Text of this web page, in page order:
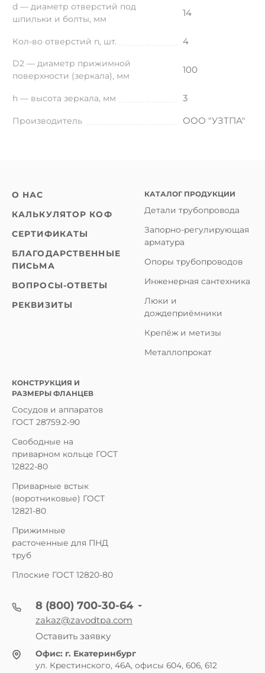
d — диаметр отверстий под
шпильки и болты, мм
14
Кол-во отверстий n, шт. 4
D2 — диаметр прижимной
поверхности (зеркала), мм
100
h — высота зеркала, мм 3
Производитель ООО "УЗТПА"
О НАС
КАЛЬКУЛЯТОР КОФ
СЕРТИФИКАТЫ
БЛАГОДАРСТВЕННЫЕ
ПИСЬМА
ВОПРОСЫ-ОТВЕТЫ
РЕКВИЗИТЫ
КАТАЛОГ ПРОДУКЦИИ
Детали трубопровода
Запорно-регулирующая
арматура
Опоры трубопроводов
Инженерная сантехника
Люки и
дождеприёмники
Крепёж и метизы
Металлопрокат
КОНСТРУКЦИЯ И
РАЗМЕРЫ ФЛАНЦЕВ
Сосудов и аппаратов
ГОСТ 28759.2-90
Свободные на
приварном кольце ГОСТ
12822-80
Приварные встык
(воротниковые) ГОСТ
12821-80
Прижимные
расточенные для ПНД
труб
Плоские ГОСТ 12820-80
8 (800) 700-30-64
zakaz@zavodtpa.com
Оставить заявку
Офис: г. Екатеринбург
ул. Крестинского, 46А, офисы 604, 606, 612